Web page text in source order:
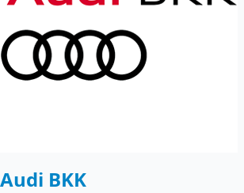
Audi BKK